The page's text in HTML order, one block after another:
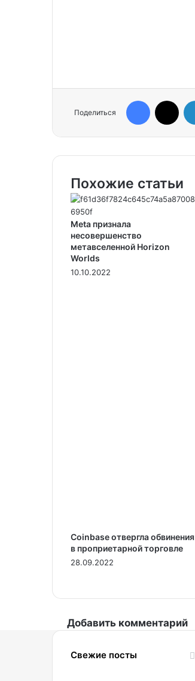
Поделиться
Похожие статьи
Meta признала
несовершенство
метавселенной Horizon
Worlds
10.10.2022
Coinbase отвергла обвинения
в проприетарной торговле
28.09.2022
Добавить комментарий
Свежие посты